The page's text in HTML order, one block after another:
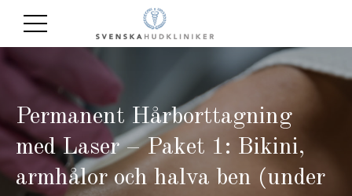
Permanent Hårborttagning
med Laser – Paket 1: Bikini,
armhålor och halva ben (under